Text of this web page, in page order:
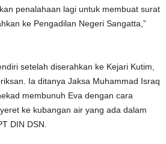
penalahaan lagi untuk membuat surat
ke Pengadilan Negeri Sangatta,”
diserahkan ke Kejari Kutim,
Ia ditanya Jaksa Muhammad Israq
membunuh Eva dengan cara
ke kubangan air yang ada dalam
DIN DSN.